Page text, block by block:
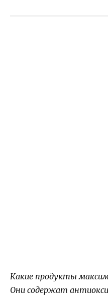
Какие продукты
Они содержат